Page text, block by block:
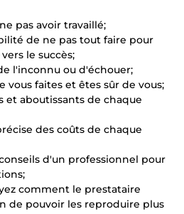
pas avoir travaillé;
de ne pas tout faire pour
le succès;
l'inconnu ou d'échouer;
vous faites et êtes sûr de vous;
et aboutissants de chaque
des coûts de chaque
d'un professionnel pour
comment le prestataire
de pouvoir les reproduire plus